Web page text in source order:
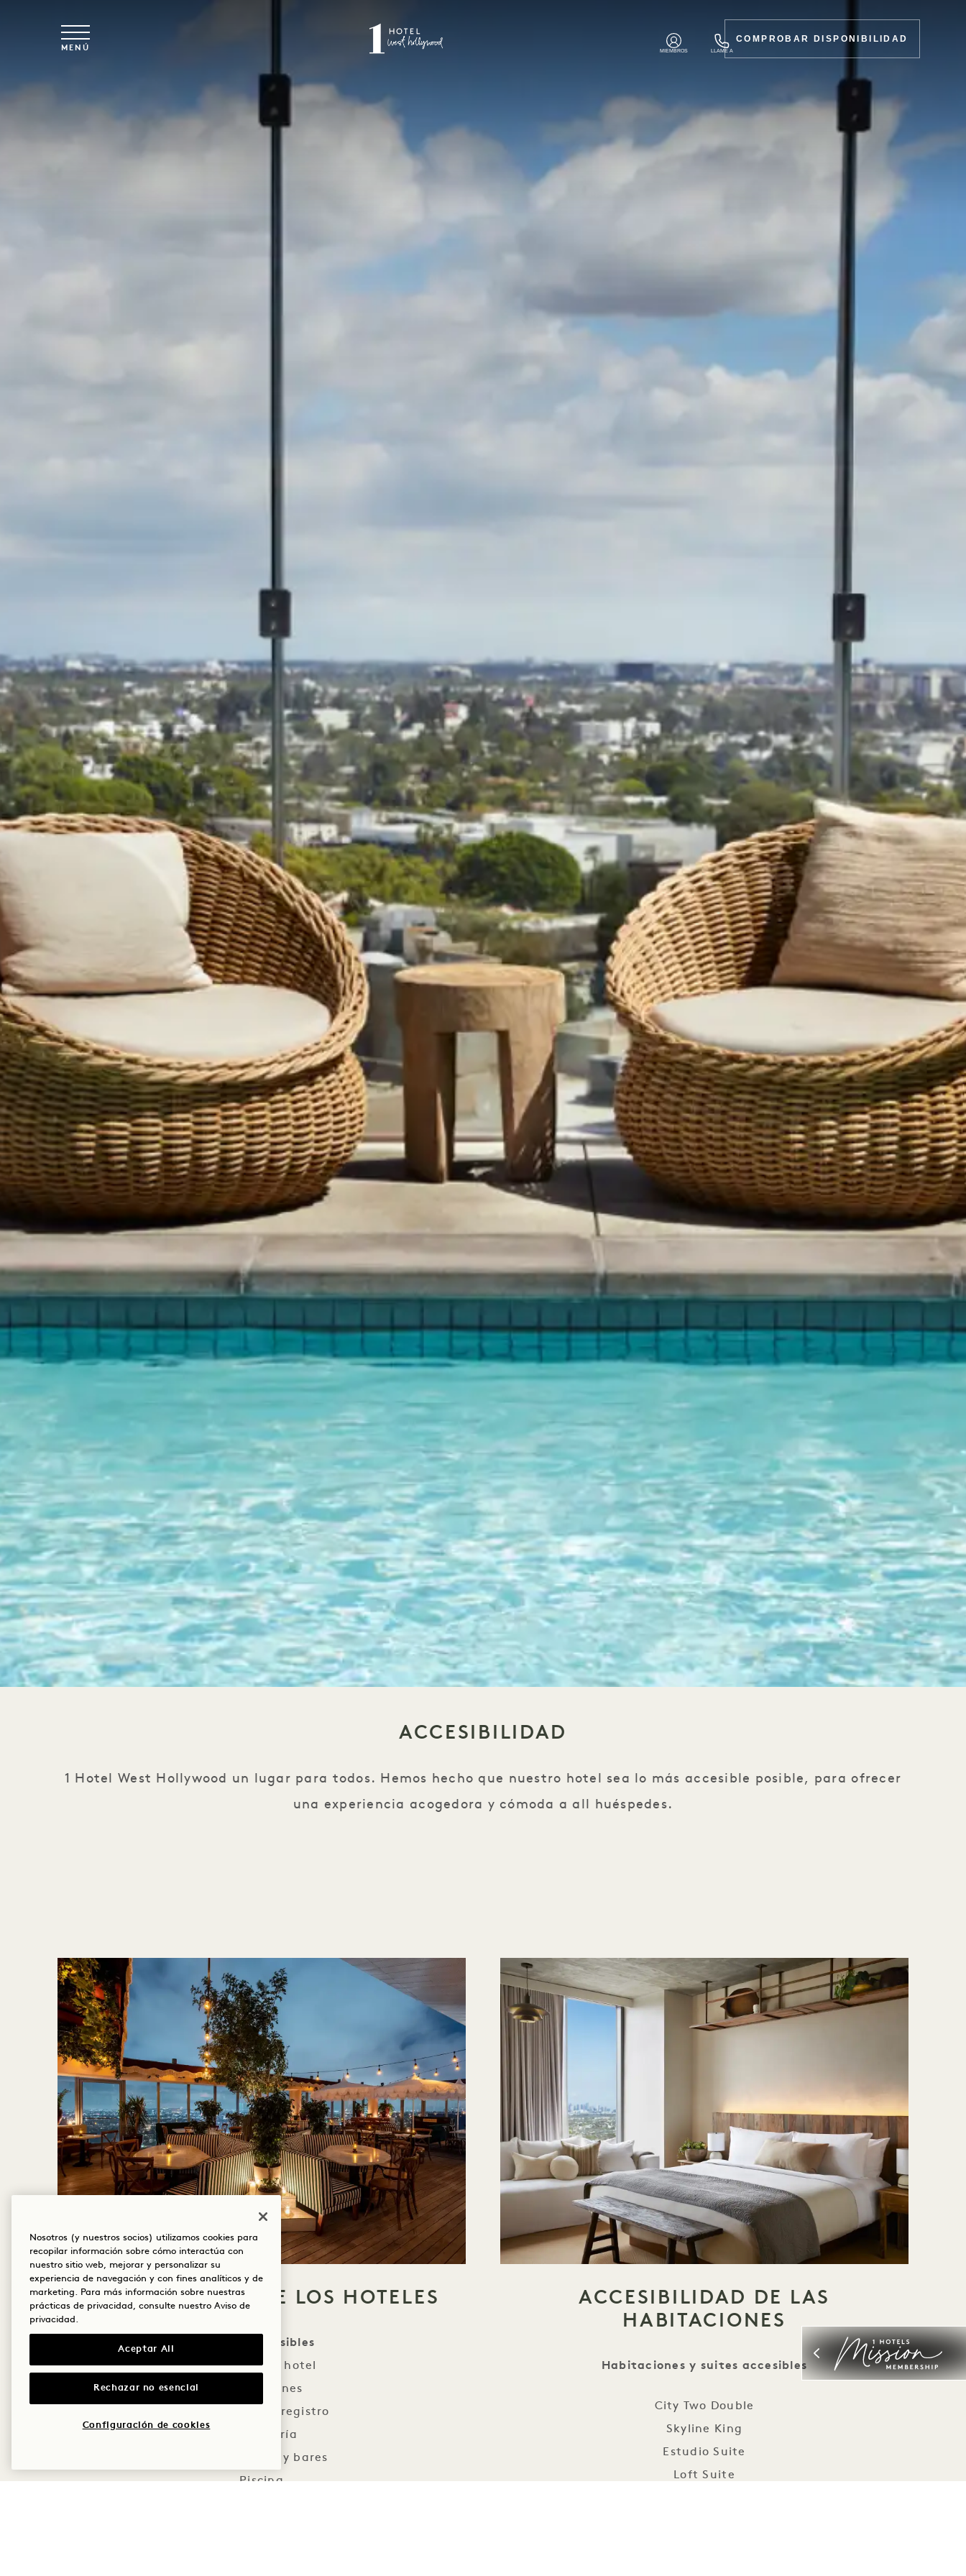
MENÚ MIEMBROS LLAME A
COMPROBAR DISPONIBILIDAD
ACCESIBILIDAD
1 Hotel West Hollywood un lugar para todos. Hemos hecho que nuestro hotel sea lo más accesible posible, para ofrecer
una experiencia acogedora y cómoda a all huéspedes.
ACCESIBILIDAD DE LOS HOTELES
Zonas accesibles
Entrada del hotel
Habitaciones
Mostrador de registro
Conserjería
Restaurantes y bares
Piscina
ACCESIBILIDAD DE LAS
HABITACIONES
Habitaciones y suites accesibles
City Two Double
Skyline King
Estudio Suite
Loft Suite
Nosotros (y nuestros socios) utilizamos cookies para
recopilar información sobre cómo interactúa con
nuestro sitio web, mejorar y personalizar su
experiencia de navegación y con fines analíticos y de
marketing. Para más información sobre nuestras
prácticas de privacidad, consulte nuestro Aviso de
privacidad .
Aceptar All
Rechazar no esencial
Configuración de cookies